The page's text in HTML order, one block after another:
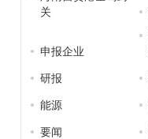
关
申报企业
研报
能源
要闻